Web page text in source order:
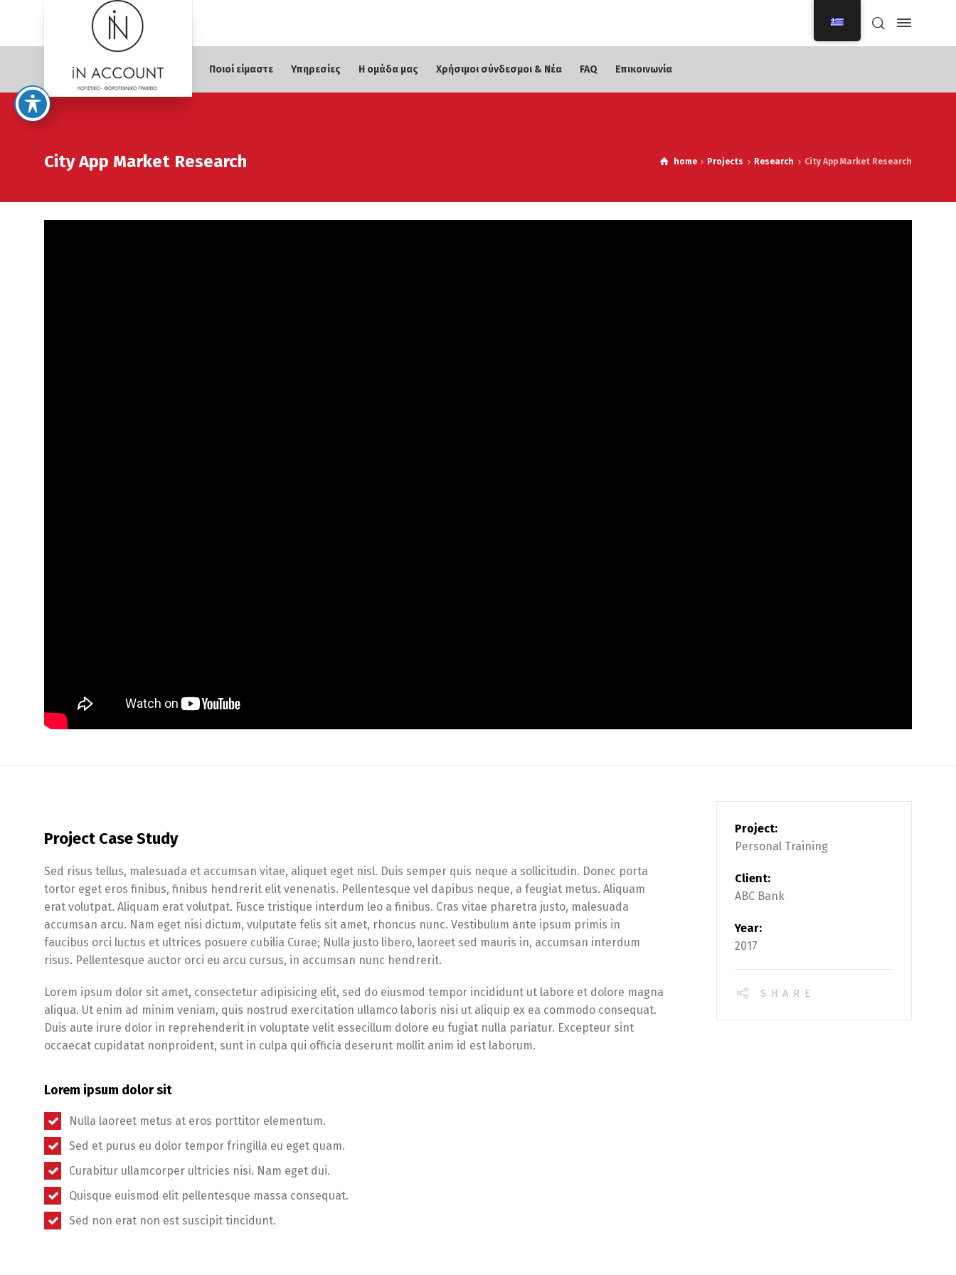
Ποιοί είμαστε Υπηρεσίες Η ομάδα μας Χρήσιμοι σύνδεσμοι & Νέα FAQ Επικοινωνία
City App Market Research home Projects Research City App Market Research
Project Case Study
Sed risus tellus, malesuada et accumsan vitae, aliquet eget nisl. Duis semper quis neque a sollicitudin. Donec porta
tortor eget eros finibus, finibus hendrerit elit venenatis. Pellentesque vel dapibus neque, a feugiat metus. Aliquam
erat volutpat. Aliquam erat volutpat. Fusce tristique interdum leo a finibus. Cras vitae pharetra justo, malesuada
accumsan arcu. Nam eget nisi dictum, vulputate felis sit amet, rhoncus nunc. Vestibulum ante ipsum primis in
faucibus orci luctus et ultrices posuere cubilia Curae; Nulla justo libero, laoreet sed mauris in, accumsan interdum
risus. Pellentesque auctor orci eu arcu cursus, in accumsan nunc hendrerit.
Lorem ipsum dolor sit amet, consectetur adipisicing elit, sed do eiusmod tempor incididunt ut labore et dolore magna
aliqua. Ut enim ad minim veniam, quis nostrud exercitation ullamco laboris nisi ut aliquip ex ea commodo consequat.
Duis aute irure dolor in reprehenderit in voluptate velit essecillum dolore eu fugiat nulla pariatur. Excepteur sint
occaecat cupidatat nonproident, sunt in culpa qui officia deserunt mollit anim id est laborum.
Lorem ipsum dolor sit
Nulla laoreet metus at eros porttitor elementum.
Sed et purus eu dolor tempor fringilla eu eget quam.
Curabitur ullamcorper ultricies nisi. Nam eget dui.
Quisque euismod elit pellentesque massa consequat.
Sed non erat non est suscipit tincidunt.
Project:
Personal Training
Client:
ABC Bank
Year:
2017
SHARE